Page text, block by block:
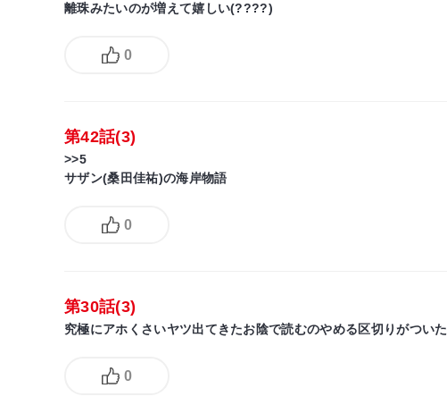
離珠みたいのが増えて嬉しい(????)
0
第42話(3)
>>5
サザン(桑田佳祐)の海岸物語
0
第30話(3)
究極にアホくさいヤツ出てきたお陰で読むのやめる区切りがついた
0